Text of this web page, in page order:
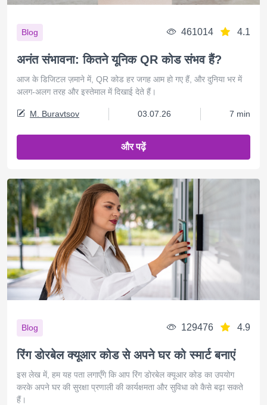
Blog 461014 4.1
अनंत संभावना: कितने यूनिक QR कोड संभव हैं?
आज के डिजिटल ज़माने में, QR कोड हर जगह आम हो गए हैं, और दुनिया भर में
अलग-अलग तरह और इस्तेमाल में दिखाई देते हैं।
M. Buravtsov 03.07.26 7 min
और पढ़ें
Blog 129476 4.9
रिंग डोरबेल क्यूआर कोड से अपने घर को स्मार्ट बनाएं
इस लेख में, हम यह पता लगाएँगे कि आप रिंग डोरबेल क्यूआर कोड का उपयोग
करके अपने घर की सुरक्षा प्रणाली की कार्यक्षमता और सुविधा को कैसे बढ़ा सकते
हैं।